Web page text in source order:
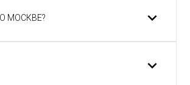
МОСКВЕ?